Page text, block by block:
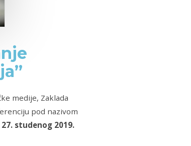
medije, Zaklada
pod nazivom
studenog 2019.